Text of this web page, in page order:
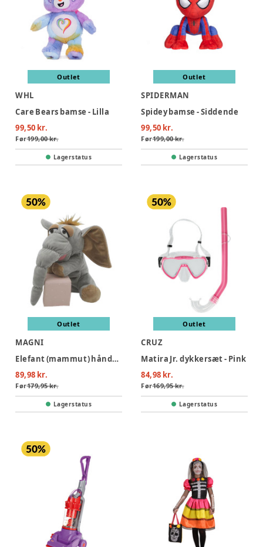
Outlet
WHL
Care Bears bamse - Lilla
99,50 kr.
Før199,00 kr.
Lagerstatus
Outlet
SPIDERMAN
Spidey bamse - Siddende
99,50 kr.
Før199,00 kr.
Lagerstatus
Outlet
MAGNI
Elefant (mammut) hånddukke 25 cm.
89,98 kr.
Før179,95 kr.
Lagerstatus
Outlet
CRUZ
Matira Jr. dykkersæt - Pink
84,98 kr.
Før169,95 kr.
Lagerstatus